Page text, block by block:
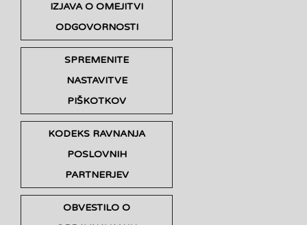
IZJAVA O OMEJITVI
ODGOVORNOSTI
SPREMENITE
NASTAVITVE
PIŠKOTKOV
KODEKS RAVNANJA
POSLOVNIH
PARTNERJEV
OBVESTILO O